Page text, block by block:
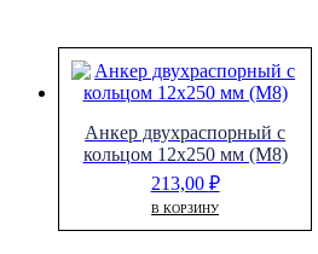
Анкер двухраспорный с
кольцом 12х250 мм (М8)
213,00 ₽
В КОРЗИНУ